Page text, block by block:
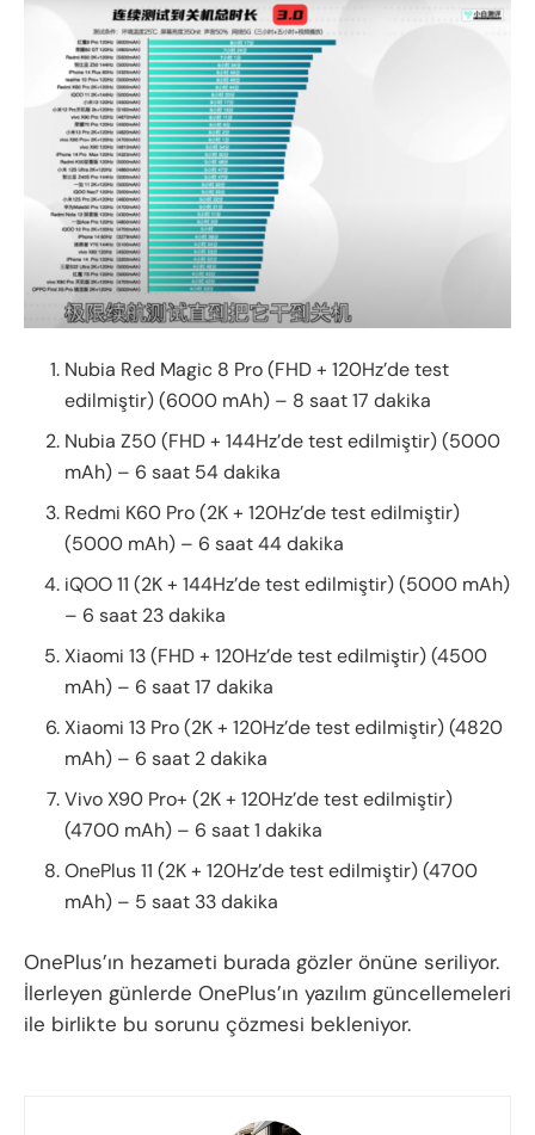
Nubia Red Magic 8 Pro (FHD + 120Hz’de test
edilmiştir) (6000 mAh) – 8 saat 17 dakika
Nubia Z50 (FHD + 144Hz’de test edilmiştir) (5000
mAh) – 6 saat 54 dakika
Redmi K60 Pro (2K + 120Hz’de test edilmiştir)
(5000 mAh) – 6 saat 44 dakika
iQOO 11 (2K + 144Hz’de test edilmiştir) (5000 mAh)
– 6 saat 23 dakika
Xiaomi 13 (FHD + 120Hz’de test edilmiştir) (4500
mAh) – 6 saat 17 dakika
Xiaomi 13 Pro (2K + 120Hz’de test edilmiştir) (4820
mAh) – 6 saat 2 dakika
Vivo X90 Pro+ (2K + 120Hz’de test edilmiştir)
(4700 mAh) – 6 saat 1 dakika
OnePlus 11 (2K + 120Hz’de test edilmiştir) (4700
mAh) – 5 saat 33 dakika
OnePlus’ın hezameti burada gözler önüne seriliyor.
İlerleyen günlerde OnePlus’ın yazılım güncellemeleri
ile birlikte bu sorunu çözmesi bekleniyor.